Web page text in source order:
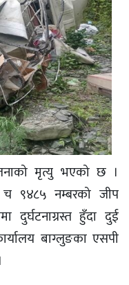
मृत्यु भएको छ ।
९४८५ नम्बरको जीप
दुर्घटनाग्रस्त हुँदा दुई
बाग्लुङका एसपी